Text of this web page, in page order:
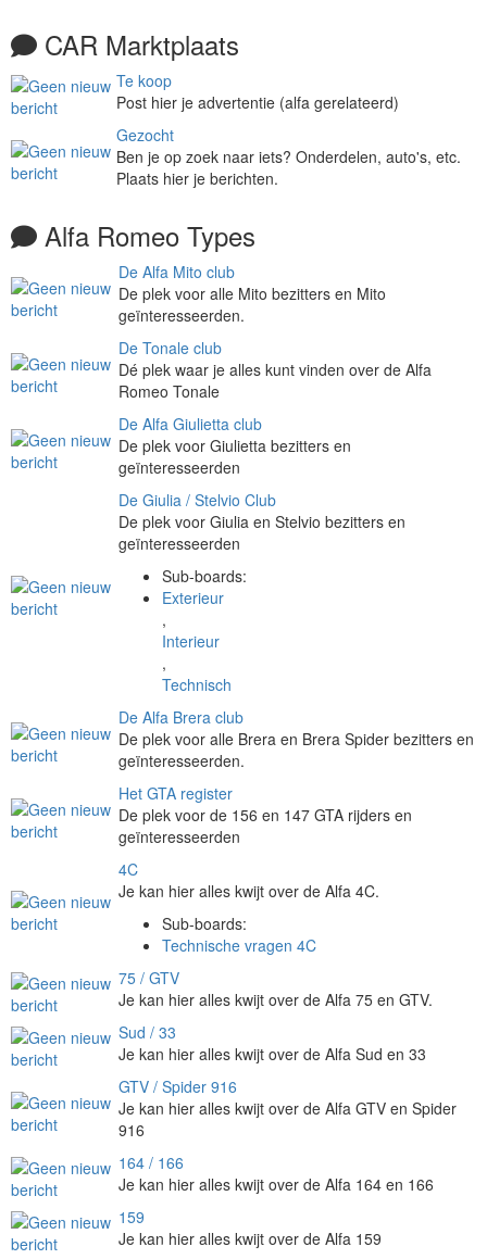
CAR Marktplaats
Te koop
Post hier je advertentie (alfa gerelateerd)
Gezocht
Ben je op zoek naar iets? Onderdelen, auto's, etc.
Plaats hier je berichten.
Alfa Romeo Types
De Alfa Mito club
De plek voor alle Mito bezitters en Mito
geïnteresseerden.
De Tonale club
Dé plek waar je alles kunt vinden over de Alfa
Romeo Tonale
De Alfa Giulietta club
De plek voor Giulietta bezitters en
geïnteresseerden
De Giulia / Stelvio Club
De plek voor Giulia en Stelvio bezitters en
geïnteresseerden
Sub-boards:
Exterieur
,
Interieur
,
Technisch
De Alfa Brera club
De plek voor alle Brera en Brera Spider bezitters en
geïnteresseerden.
Het GTA register
De plek voor de 156 en 147 GTA rijders en
geïnteresseerden
4C
Je kan hier alles kwijt over de Alfa 4C.
Sub-boards:
Technische vragen 4C
75 / GTV
Je kan hier alles kwijt over de Alfa 75 en GTV.
Sud / 33
Je kan hier alles kwijt over de Alfa Sud en 33
GTV / Spider 916
Je kan hier alles kwijt over de Alfa GTV en Spider
916
164 / 166
Je kan hier alles kwijt over de Alfa 164 en 166
159
Je kan hier alles kwijt over de Alfa 159